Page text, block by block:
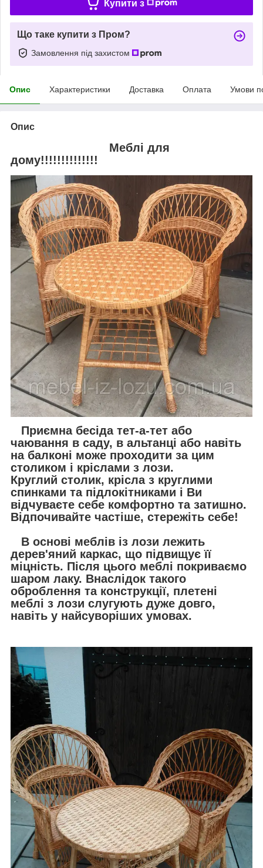
Купити з
Що таке купити з Пром?
Замовлення під захистом
Опис Характеристики Доставка Оплата Умови
Опис
Меблі для
дому!!!!!!!!!!!!!!
Приємна бесіда тет-а-тет або
чаювання в саду, в альтанці або навіть
на балконі може проходити за цим
столиком і кріслами з лози.
Круглий столик, крісла з круглими
спинками та підлокітниками і Ви
відчуваєте себе комфортно та затишно.
Відпочивайте частіше, стережіть себе!
В основі меблів із лози лежить
дерев'яний каркас, що підвищує її
міцність. Після цього меблі покриваємо
шаром лаку. Внаслідок такого
оброблення та конструкції, плетені
меблі з лози слугують дуже довго,
навіть у найсуворіших умовах.